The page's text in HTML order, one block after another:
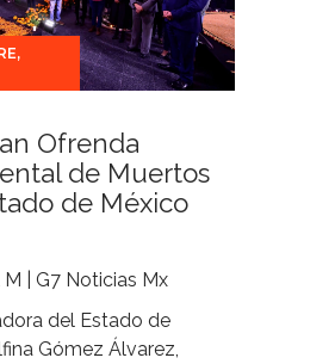
Ofrenda
de Muertos
de México
M | G7 Noticias Mx
del Estado de
Gómez Álvarez,